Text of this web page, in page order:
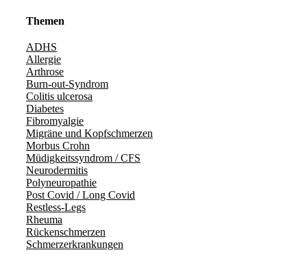
Themen
ADHS
Allergie
Arthrose
Burn-out-Syndrom
Colitis ulcerosa
Diabetes
Fibromyalgie
Migräne und Kopfschmerzen
Morbus Crohn
Müdigkeitssyndrom / CFS
Neurodermitis
Polyneuropathie
Post Covid / Long Covid
Restless-Legs
Rheuma
Rückenschmerzen
Schmerzerkrankungen